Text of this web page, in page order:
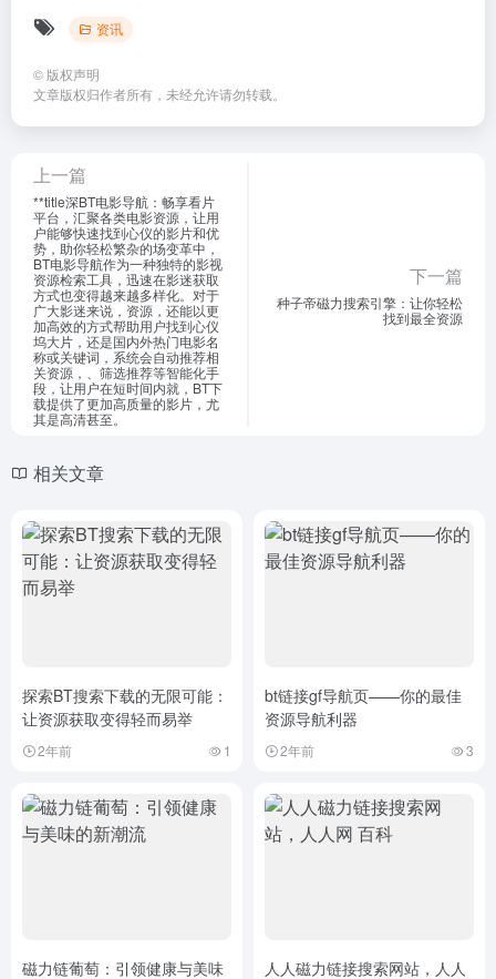
资讯
© 版权声明
文章版权归作者所有，未经允许请勿转载。
上一篇
**title深BT电影导航：畅享看片
平台，汇聚各类电影资源，让用
户能够快速找到心仪的影片和优
势，助你轻松繁杂的场变革中，
BT电影导航作为一种独特的影视
资源检索工具，迅速在影迷获取
方式也变得越来越多样化。对于
广大影迷来说，资源，还能以更
加高效的方式帮助用户找到心仪
坞大片，还是国内外热门电影名
称或关键词，系统会自动推荐相
关资源，、筛选推荐等智能化手
段，让用户在短时间内就，BT下
载提供了更加高质量的影片，尤
其是高清甚至。
下一篇
种子帝磁力搜索引擎：让你轻松
找到最全资源
相关文章
探索BT搜索下载的无限可能：
让资源获取变得轻而易举
2年前 1
bt链接gf导航页——你的最佳
资源导航利器
2年前 3
磁力链葡萄：引领健康与美味 人人磁力链接搜索网站，人人